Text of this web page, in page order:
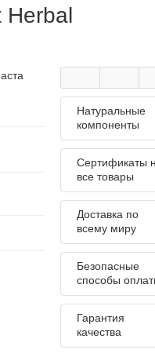
Herbal
Натуральные
компоненты
Сертификаты
все товары
Доставка по
всему миру
Безопасные
способы
Гарантия
качества